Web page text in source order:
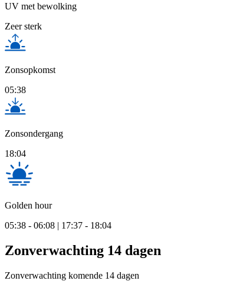
UV met bewolking
Zeer sterk
Zonsopkomst
05:38
Zonsondergang
18:04
Golden hour
05:38 - 06:08 | 17:37 - 18:04
Zonverwachting 14 dagen
Zonverwachting komende 14 dagen